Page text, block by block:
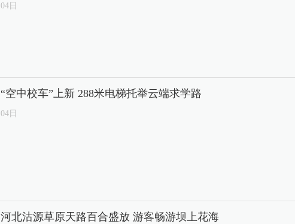
04日
“空中校车”上新 288米电梯托举云端求学路
04日
河北沽源草原天路百合盛放 游客畅游坝上花海